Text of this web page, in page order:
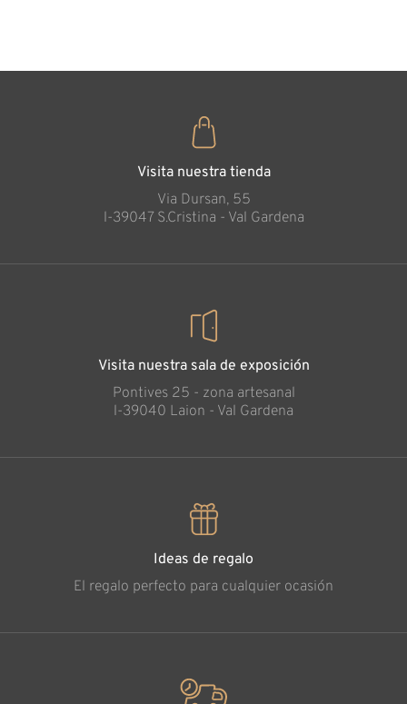
Protección de la
Visita nuestra tienda
Via Dursan, 55
l-39047 S.Cristina - Val Gardena
Visita nuestra sala de exposición
Pontives 25 - zona artesanal
l-39040 Laion - Val Gardena
Ideas de regalo
El regalo perfecto para cualquier ocasión